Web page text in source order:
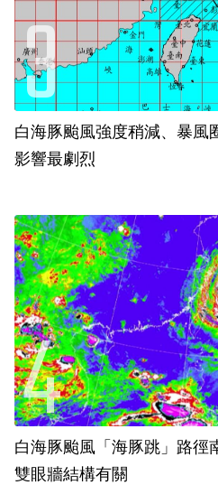
白海豚颱風強度稍減、暴風
影響最劇烈
白海豚颱風「海豚跳」路
雙眼牆結構有關